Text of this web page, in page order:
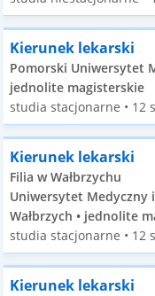
Kierunek lekarski
Pomorski Uniwersytet
jednolite magisterskie
studia stacjonarne • 12
Kierunek lekarski
Filia w Wałbrzychu
Uniwersytet Medyczny
Wałbrzych • jednolite
studia stacjonarne • 12
Kierunek lekarski